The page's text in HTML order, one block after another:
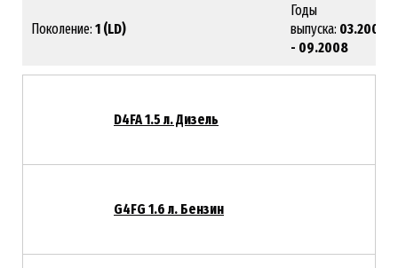
Поколение: 1 (LD)
Годы
выпуска: 03.2004
- 09.2008
D4FA 1.5 л. Дизель
G4FG 1.6 л. Бензин